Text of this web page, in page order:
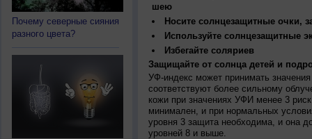
Почему северные сияния
разного цвета?
шею
Носите солнцезащитные очки,
Используйте солнцезащитные
Избегайте соляриев
Защищайте от солнца детей и
УФ-индекс может принимать
соответствуют более сильному
кожи при значениях УФИ менее 3
минимален, и при нормальных
уровня 3 защита необходима, и она
уровней 8 и выше.